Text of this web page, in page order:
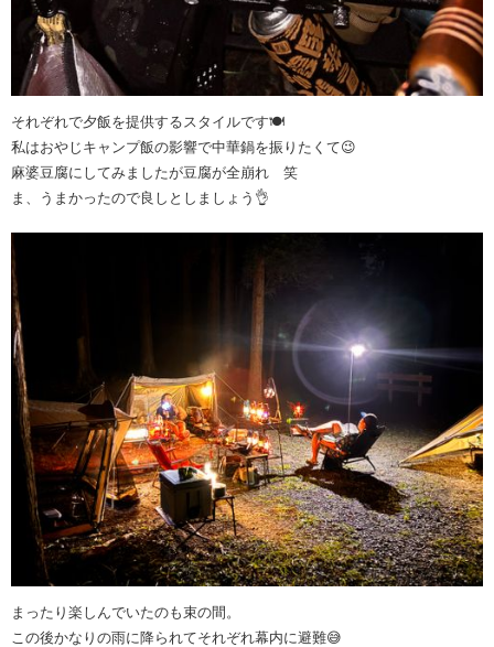
それぞれで夕飯を提供するスタイルです🍽️
私はおやじキャンプ飯の影響で中華鍋を振りたくて😉
麻婆豆腐にしてみましたが豆腐が全崩れ 笑
ま、うまかったので良しとしましょう👌
まったり楽しんでいたのも束の間。
この後かなりの雨に降られてそれぞれ幕内に避難😅